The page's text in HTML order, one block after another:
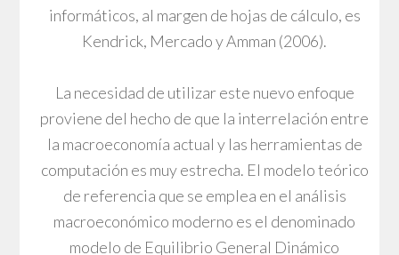
informáticos, al margen de hojas de cálculo, es
Kendrick, Mercado y Amman (2006).
La necesidad de utilizar este nuevo enfoque
proviene del hecho de que la interrelación entre
la macroeconomía actual y las herramientas de
computación es muy estrecha. El modelo teórico
de referencia que se emplea en el análisis
macroeconómico moderno es el denominado
modelo de Equilibrio General Dinámico